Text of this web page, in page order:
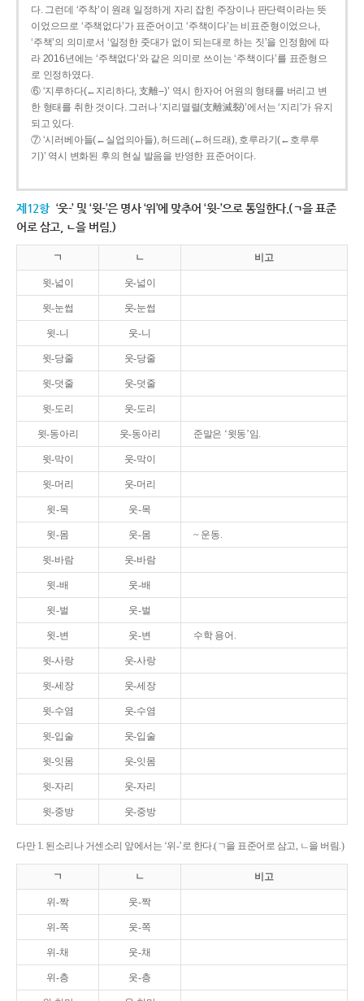
다. 그런데 ‘주착’이 원래 일정하게 자리 잡힌 주장이나 판단력이라는 뜻
이었으므로 ‘주책없다’가 표준어이고 ‘주책이다’는 비표준형이었으나,
‘주책’의 의미로서 ‘일정한 줏대가 없이 되는대로 하는 짓’을 인정함에 따
라 2016년에는 ‘주책없다’와 같은 의미로 쓰이는 ‘주책이다’를 표준형으
로 인정하였다.
⑥ ‘지루하다(←지리하다, 支離--)’ 역시 한자어 어원의 형태를 버리고 변
한 형태를 취한 것이다. 그러나 ‘지리멸렬(支離滅裂)’에서는 ‘지리’가 유지
되고 있다.
⑦ ‘시러베아들(←실업의아들), 허드레(←허드래), 호루라기(←호루루
기)’ 역시 변화된 후의 현실 발음을 반영한 표준어이다.
제12항 ‘웃-’ 및 ‘윗-’은 명사 ‘위’에 맞추어 ‘윗-’으로 통일한다.(ㄱ을 표준
어로 삼고, ㄴ을 버림.)
ㄱ ㄴ 비고
윗-넓이 웃-넓이
윗-눈썹 웃-눈썹
윗-니 웃-니
윗-당줄 웃-당줄
윗-덧줄 웃-덧줄
윗-도리 웃-도리
윗-동아리 웃-동아리 준말은 ‘윗동’임.
윗-막이 웃-막이
윗-머리 웃-머리
윗-목 웃-목
윗-몸 웃-몸 ~ 운동.
윗-바람 웃-바람
윗-배 웃-배
윗-벌 웃-벌
윗-변 웃-변 수학 용어.
윗-사랑 웃-사랑
윗-세장 웃-세장
윗-수염 웃-수염
윗-입술 웃-입술
윗-잇몸 웃-잇몸
윗-자리 웃-자리
윗-중방 웃-중방
다만 1. 된소리나 거센소리 앞에서는 ‘위-’로 한다.(ㄱ을 표준어로 삼고, ㄴ을 버림.)
ㄱ ㄴ 비고
위-짝 웃-짝
위-쪽 웃-쪽
위-채 웃-채
위-층 웃-층